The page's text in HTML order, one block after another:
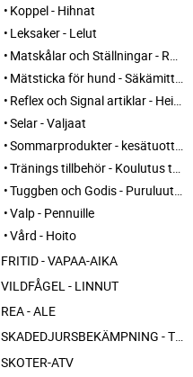
Koppel - Hihnat
Leksaker - Lelut
Matskålar och Ställningar - Ruokakupit ja telineet
Mätsticka för hund - Säkämittaus
Reflex och Signal artiklar - Heijastin ja huomio tuotteet
Selar - Valjaat
Sommarprodukter - kesätuotteet
Tränings tillbehör - Koulutus tarvikkeet
Tuggben och Godis - Puruluut ja Herkut
Valp - Pennuille
Vård - Hoito
FRITID - VAPAA-AIKA
VILDFÅGEL - LINNUT
REA - ALE
SKADEDJURSBEKÄMPNING - TUHOLAISTORJUNTA
SKOTER-ATV